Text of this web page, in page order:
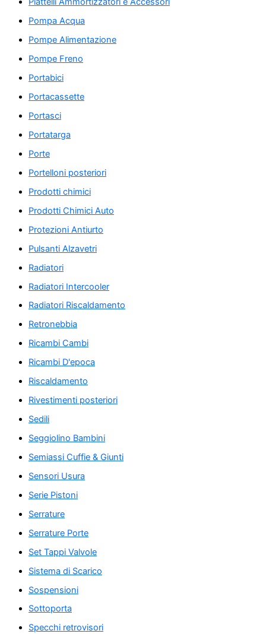
Pompa Acqua
Pompe Alimentazione
Pompe Freno
Portabici
Portacassette
Portasci
Portatarga
Porte
Portelloni posteriori
Prodotti chimici
Prodotti Chimici Auto
Protezioni Antiurto
Pulsanti Alzavetri
Radiatori
Radiatori Intercooler
Radiatori Riscaldamento
Retronebbia
Ricambi Cambi
Ricambi D'epoca
Riscaldamento
Rivestimenti posteriori
Sedili
Seggiolino Bambini
Semiassi Cuffie & Giunti
Sensori Usura
Serie Pistoni
Serrature
Serrature Porte
Set Tappi Valvole
Sistema di Scarico
Sospensioni
Sottoporta
Specchi retrovisori